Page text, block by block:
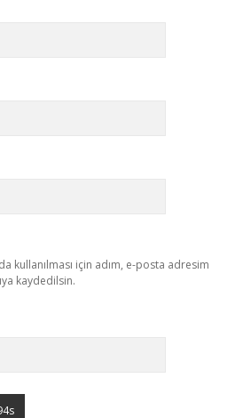
kullanılması için adım, e-posta adresim
kaydedilsin.